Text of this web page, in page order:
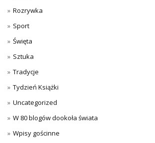
Rozrywka
Sport
Święta
Sztuka
Tradycje
Tydzień Książki
Uncategorized
W 80 blogów dookoła świata
Wpisy gościnne